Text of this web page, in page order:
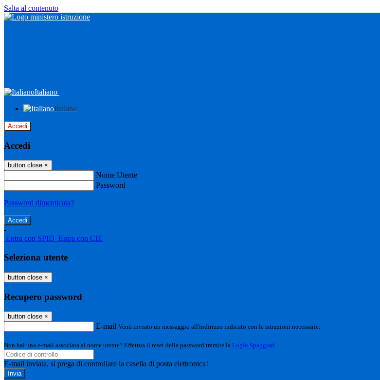
Salta al contenuto
Italiano
Italiano
Accedi
Accedi
button close ×
Nome Utente
Password
Password dimenticata?
-
Entra con SPID Entra con CIE
Seleziona utente
button close ×
Recupero password
button close ×
E-mail Verrà inviato un messaggio all'indirizzo indicato con le istruzioni necessarie.
Non hai una e-mail associata al nome utente? Effettua il reset della password tramite la Login Spaggiari
E-mail inviata, si prega di controllare la casella di posta elettronica!